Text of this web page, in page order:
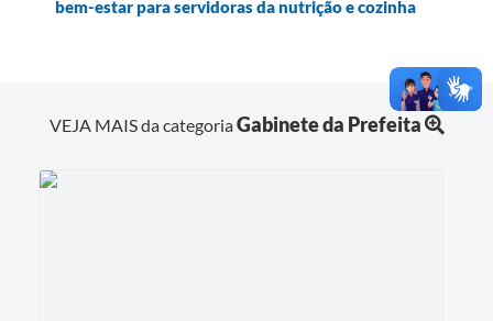
bem-estar para servidoras da nutrição e cozinha
VEJA MAIS da categoriaGabinete da Prefeita